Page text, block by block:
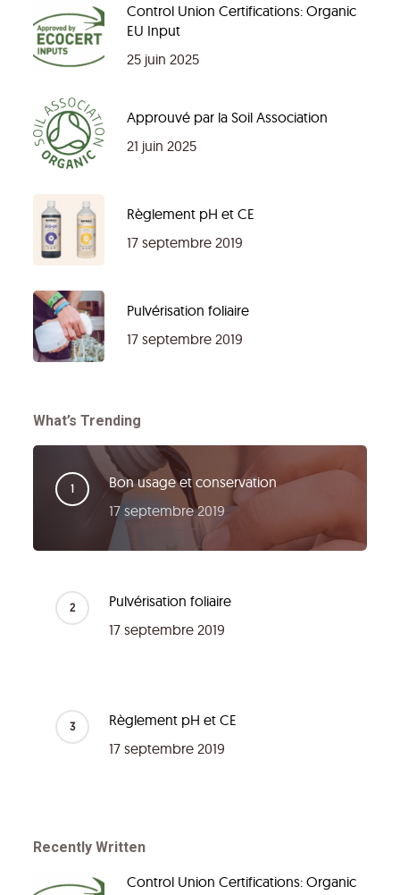
Control Union Certifications: Organic
EU Input
25 juin 2025
Approuvé par la Soil Association
21 juin 2025
Règlement pH et CE
17 septembre 2019
Pulvérisation foliaire
17 septembre 2019
What’s Trending
Bon usage et conservation
17 septembre 2019
Pulvérisation foliaire
17 septembre 2019
Règlement pH et CE
17 septembre 2019
Recently Written
Control Union Certifications: Organic